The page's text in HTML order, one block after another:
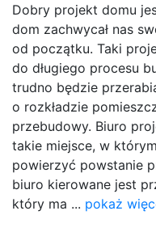
Dobry projekt domu
dom zachwycał nas
od początku. Taki
do długiego procesu
trudno będzie
o rozkładzie
przebudowy. Biuro
takie miejsce, w
powierzyć powstanie
biuro kierowane jest
który ma ... pokaż